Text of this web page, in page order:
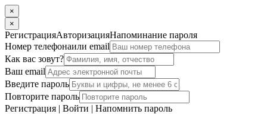
×
×
РегистрацияАвторизацияНапоминание пароля
Номер телефонаили email
Как вас зовут?
Ваш email
Введите пароль
Повторите пароль
Регистрация | Войти | Напомнить пароль